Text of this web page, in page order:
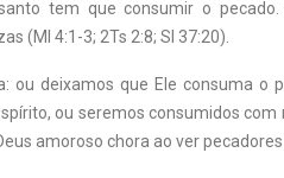
tem que consumir o
(Ml 4:1-3; 2Ts 2:8; Sl 37:20).
ou deixamos que Ele consuma o
ou seremos consumidos
amoroso chora ao ver